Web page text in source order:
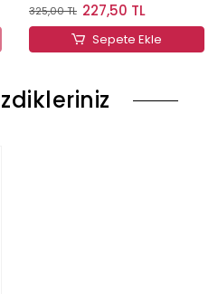
325,00 TL 227,50 TL
Sepete Ekle